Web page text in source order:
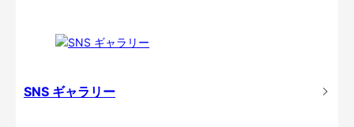
SNS ギャラリー